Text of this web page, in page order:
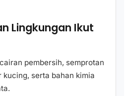
Lingkungan Ikut
pembersih, semprotan
kucing, serta bahan kimia